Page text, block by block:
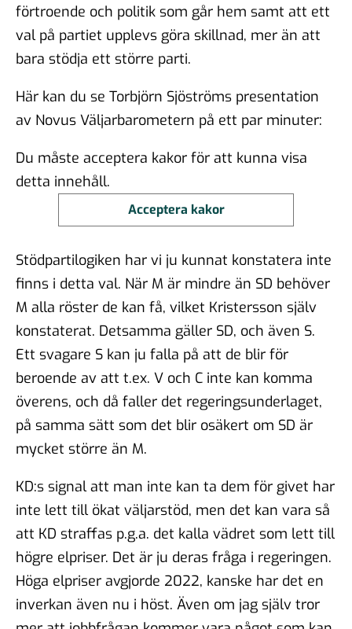
förtroende och politik som går hem samt att ett
val på partiet upplevs göra skillnad, mer än att
bara stödja ett större parti.
Här kan du se Torbjörn Sjöströms presentation
av Novus Väljarbarometern på ett par minuter:
Du måste acceptera kakor för att kunna visa
detta innehåll.
Acceptera kakor
Stödpartilogiken har vi ju kunnat konstatera inte
finns i detta val. När M är mindre än SD behöver
M alla röster de kan få, vilket Kristersson själv
konstaterat. Detsamma gäller SD, och även S.
Ett svagare S kan ju falla på att de blir för
beroende av att t.ex. V och C inte kan komma
överens, och då faller det regeringsunderlaget,
på samma sätt som det blir osäkert om SD är
mycket större än M.
KD:s signal att man inte kan ta dem för givet har
inte lett till ökat väljarstöd, men det kan vara så
att KD straffas p.g.a. det kalla vädret som lett till
högre elpriser. Det är ju deras fråga i regeringen.
Höga elpriser avgjorde 2022, kanske har det en
inverkan även nu i höst. Även om jag själv tror